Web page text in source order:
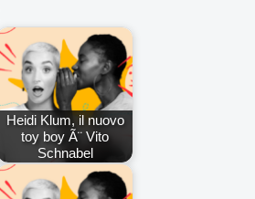
Heidi Klum, il nuovo
toy boy Ã¨ Vito
Schnabel